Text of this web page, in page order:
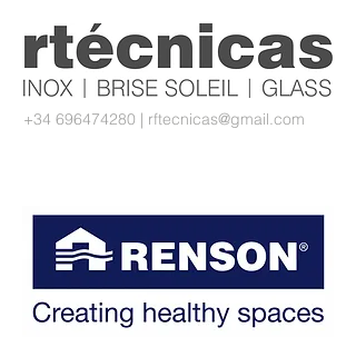
+34 696474280 | rftecnicas@gmail.com